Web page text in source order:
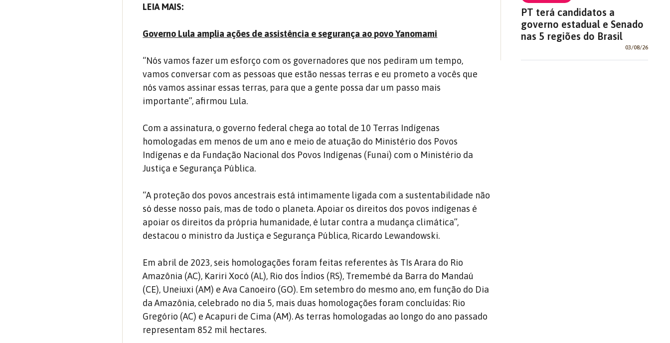
LEIA MAIS:
Governo Lula amplia ações de assistência e segurança ao povo Yanomami
“Nós vamos fazer um esforço com os governadores que nos pediram um tempo,
vamos conversar com as pessoas que estão nessas terras e eu prometo a vocês que
nós vamos assinar essas terras, para que a gente possa dar um passo mais
importante”, afirmou Lula.
Com a assinatura, o governo federal chega ao total de 10 Terras Indígenas
homologadas em menos de um ano e meio de atuação do Ministério dos Povos
Indígenas e da Fundação Nacional dos Povos Indígenas (Funai) com o Ministério da
Justiça e Segurança Pública.
“A proteção dos povos ancestrais está intimamente ligada com a sustentabilidade não
só desse nosso país, mas de todo o planeta. Apoiar os direitos dos povos indígenas é
apoiar os direitos da própria humanidade, é lutar contra a mudança climática”,
destacou o ministro da Justiça e Segurança Pública, Ricardo Lewandowski.
Em abril de 2023, seis homologações foram feitas referentes às TIs Arara do Rio
Amazônia (AC), Kariri Xocó (AL), Rio dos Índios (RS), Tremembé da Barra do Mandaú
(CE), Uneiuxi (AM) e Ava Canoeiro (GO). Em setembro do mesmo ano, em função do Dia
da Amazônia, celebrado no dia 5, mais duas homologações foram concluídas: Rio
Gregório (AC) e Acapuri de Cima (AM). As terras homologadas ao longo do ano passado
representam 852 mil hectares.
PT terá candidatos a
governo estadual e Senado
nas 5 regiões do Brasil
03/08/26